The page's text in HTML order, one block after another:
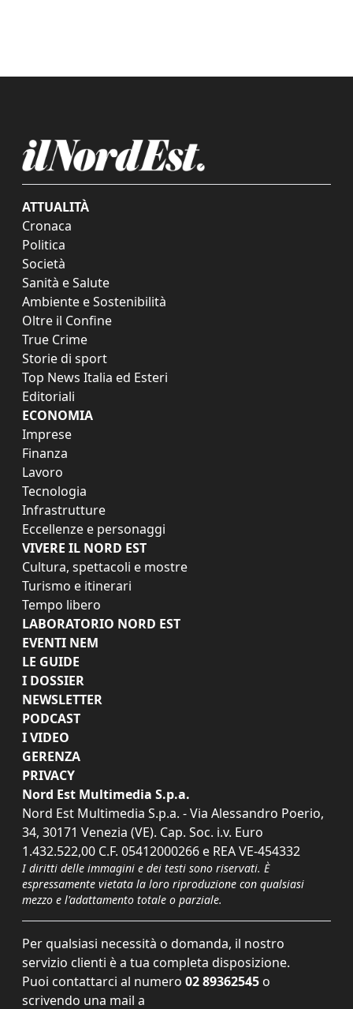
ATTUALITÀ
Cronaca
Politica
Società
Sanità e Salute
Ambiente e Sostenibilità
Oltre il Confine
True Crime
Storie di sport
Top News Italia ed Esteri
Editoriali
ECONOMIA
Imprese
Finanza
Lavoro
Tecnologia
Infrastrutture
Eccellenze e personaggi
VIVERE IL NORD EST
Cultura, spettacoli e mostre
Turismo e itinerari
Tempo libero
LABORATORIO NORD EST
EVENTI NEM
LE GUIDE
I DOSSIER
NEWSLETTER
PODCAST
I VIDEO
GERENZA
PRIVACY
Nord Est Multimedia S.p.a.
Nord Est Multimedia S.p.a. - Via Alessandro Poerio,
34, 30171 Venezia (VE). Cap. Soc. i.v. Euro
1.432.522,00 C.F. 05412000266 e REA VE-454332
I diritti delle immagini e dei testi sono riservati. È
espressamente vietata la loro riproduzione con qualsiasi
mezzo e l'adattamento totale o parziale.
Per qualsiasi necessità o domanda, il nostro
servizio clienti è a tua completa disposizione.
Puoi contattarci al numero 02 89362545 o
scrivendo una mail a